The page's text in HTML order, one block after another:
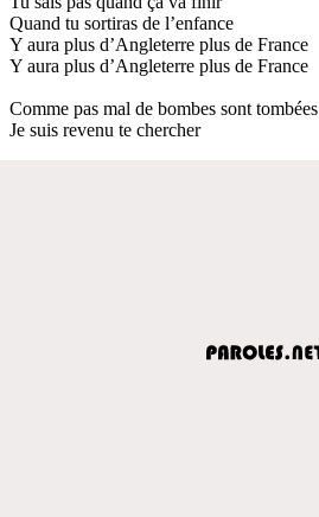
Quand tu sortiras de l’enfance
Y aura plus d’Angleterre plus de France
Y aura plus d’Angleterre plus de France
Comme pas mal de bombes sont tombées
Je suis revenu te chercher